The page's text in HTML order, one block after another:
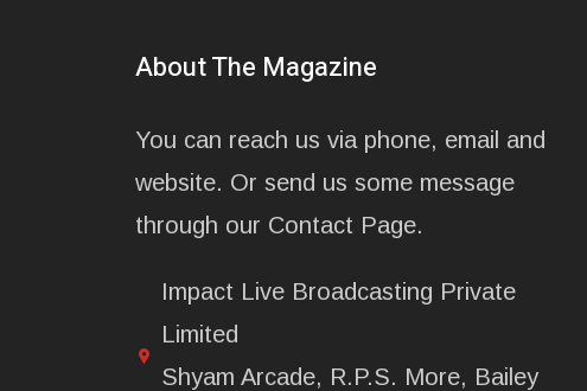
About The Magazine
You can reach us via phone, email and
website. Or send us some message
through our Contact Page.
Impact Live Broadcasting Private
Limited
Shyam Arcade, R.P.S. More, Bailey